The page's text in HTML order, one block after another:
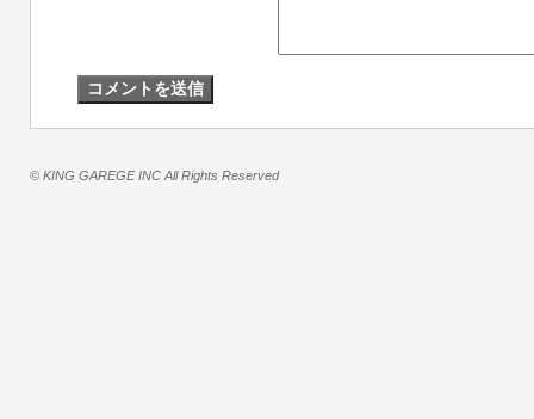
© KING GAREGE INC All Rights Reserved